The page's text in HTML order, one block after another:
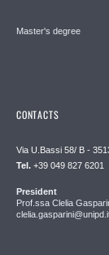
Master's degree
CONTACTS
Via U.Bassi 58/ B -
Tel. +39 049 827 6201
President
Prof.ssa Clelia